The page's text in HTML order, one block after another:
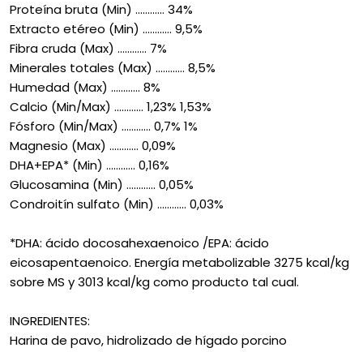
Proteína bruta (Min) ............ 34%
Extracto etéreo (Min) ............ 9,5%
Fibra cruda (Max) ............ 7%
Minerales totales (Max) ............ 8,5%
Humedad (Max) ............ 8%
Calcio (Min/Max) ............ 1,23% 1,53%
Fósforo (Min/Max) ............ 0,7% 1%
Magnesio (Max) ............ 0,09%
DHA+EPA* (Min) ............ 0,16%
Glucosamina (Min) ............ 0,05%
Condroitín sulfato (Min) ............ 0,03%
*DHA: ácido docosahexaenoico /EPA: ácido
eicosapentaenoico. Energía metabolizable 3275 kcal/kg
sobre MS y 3013 kcal/kg como producto tal cual.
INGREDIENTES:
Harina de pavo, hidrolizado de hígado porcino